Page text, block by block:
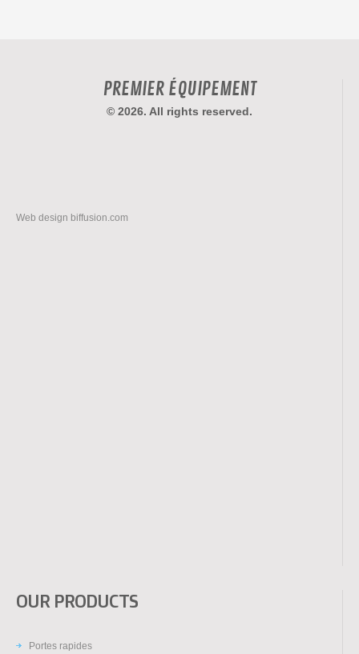
PREMIER ÉQUIPEMENT
© 2026. All rights reserved.
Web design biffusion.com
OUR PRODUCTS
Portes rapides